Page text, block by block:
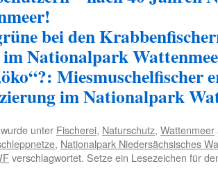
bei den
Nationalpark
Miesmuschelfischer
im Nationalpark
unter Fischerei, Naturschutz, Wattenmeer
, Nationalpark Niedersächsisches
verschlagwortet. Setze ein Lesezeichen für